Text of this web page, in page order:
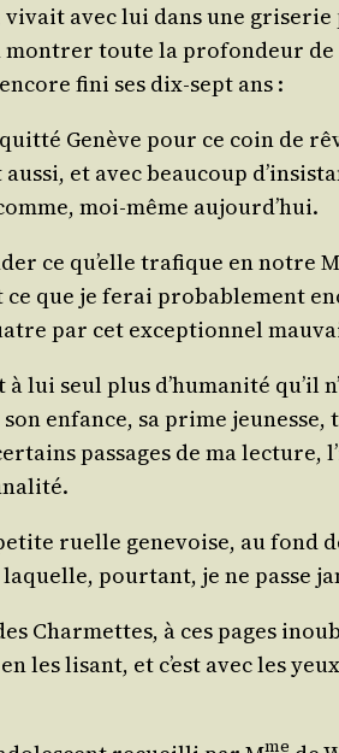
avec lui dans une gri­se­rie
toute la pro­fon­deur
fini ses dix-sept ans :
Genève pour ce coin de
et avec beau­coup
moi-même aujourd’hui.
ce qu’elle tra­fique en notre
que je ferai pro­ba­ble­ment
par cet excep­tion­nel
seul plus d’humanité qu’il
enfance, sa prime
pas­sages de ma
ruelle gene­voise, au
pour­tant, je ne passe
Char­mettes, à ces pages
lisant, et c’est avec les
me